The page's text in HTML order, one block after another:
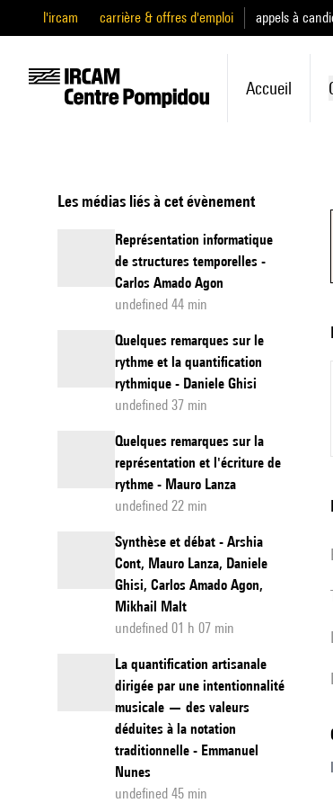
l'ircam carrière & offres d'emploi appels à
Accueil
Les médias liés à cet évènement
Représentation informatique
de structures temporelles -
Carlos Amado Agon
undefined 44 min
Quelques remarques sur le
rythme et la quantification
rythmique - Daniele Ghisi
undefined 37 min
Quelques remarques sur la
représentation et l'écriture de
rythme - Mauro Lanza
undefined 22 min
Synthèse et débat - Arshia
Cont, Mauro Lanza, Daniele
Ghisi, Carlos Amado Agon,
Mikhail Malt
undefined 01 h 07 min
La quantification artisanale
dirigée par une intentionnalité
musicale — des valeurs
déduites à la notation
traditionnelle - Emmanuel
Nunes
undefined 45 min